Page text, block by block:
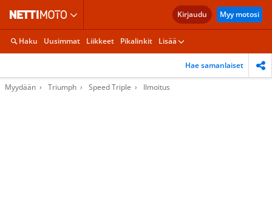
Kirjaudu Myy motosi
Haku Uusimmat Liikkeet Pikalinkit Lisää
Hae samanlaiset
Myydään Triumph Speed Triple Ilmoitus